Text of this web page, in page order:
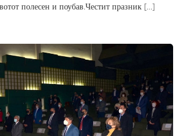
полесен и поубав.Честит празник […]